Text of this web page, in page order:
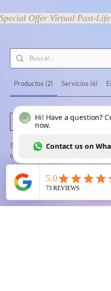
Special Offer Virtual Past-Life
Productos (2) Servicios (6)
Filtrar
Se encontraron 2 resultados sin
término de búsqueda
Ordenar según: Mejor